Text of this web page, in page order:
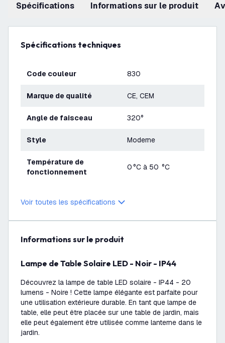
Spécifications Informations sur le produit
Spécifications techniques
Code couleur 830
Marque de qualité CE, CEM
Angle de faisceau 320°
Style Moderne
Température de
fonctionnement
0 °C à 50 °C
Voir toutes les spécifications
Informations sur le produit
Lampe de Table Solaire LED - Noir - IP44
Découvrez la lampe de table LED solaire - IP44 - 20
lumens - Noire ! Cette lampe élégante est parfaite pour
une utilisation extérieure durable. En tant que lampe de
table, elle peut être placée sur une table de jardin, mais
elle peut également être utilisée comme lanterne dans le
jardin.